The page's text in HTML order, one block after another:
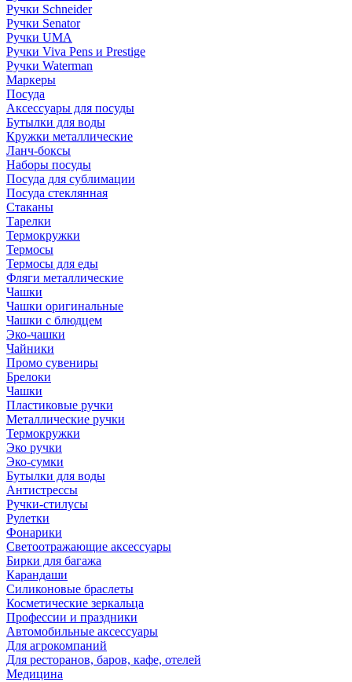
Ручки Schneider
Ручки Senator
Ручки UMA
Ручки Viva Pens и Prestige
Ручки Waterman
Маркеры
Посуда
Аксессуары для посуды
Бутылки для воды
Кружки металлические
Ланч-боксы
Наборы посуды
Посуда для сублимации
Посуда стеклянная
Стаканы
Тарелки
Термокружки
Термосы
Термосы для еды
Фляги металлические
Чашки
Чашки оригинальные
Чашки с блюдцем
Эко-чашки
Чайники
Промо сувениры
Брелоки
Чашки
Пластиковые ручки
Металлические ручки
Термокружки
Эко ручки
Эко-сумки
Бутылки для воды
Антистрессы
Ручки-стилусы
Рулетки
Фонарики
Светоотражающие аксессуары
Бирки для багажа
Карандаши
Силиконовые браслеты
Косметические зеркальца
Профессии и праздники
Автомобильные аксессуары
Для агрокомпаний
Для ресторанов, баров, кафе, отелей
Медицина